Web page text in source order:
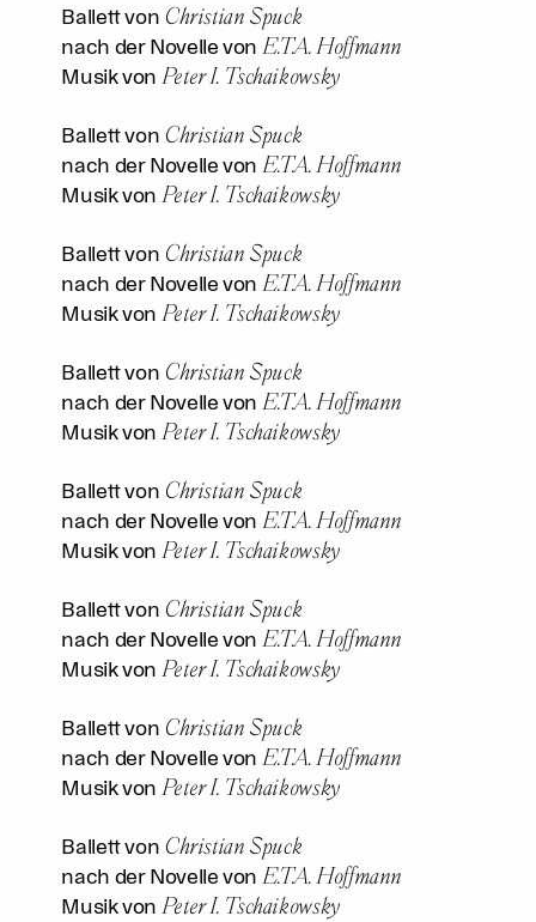
Ballett von Christian Spuck
nach der Novelle von E.T.A. Hoffmann
Musik von Peter I. Tschaikowsky
Ballett von Christian Spuck
nach der Novelle von E.T.A. Hoffmann
Musik von Peter I. Tschaikowsky
Ballett von Christian Spuck
nach der Novelle von E.T.A. Hoffmann
Musik von Peter I. Tschaikowsky
Ballett von Christian Spuck
nach der Novelle von E.T.A. Hoffmann
Musik von Peter I. Tschaikowsky
Ballett von Christian Spuck
nach der Novelle von E.T.A. Hoffmann
Musik von Peter I. Tschaikowsky
Ballett von Christian Spuck
nach der Novelle von E.T.A. Hoffmann
Musik von Peter I. Tschaikowsky
Ballett von Christian Spuck
nach der Novelle von E.T.A. Hoffmann
Musik von Peter I. Tschaikowsky
Ballett von Christian Spuck
nach der Novelle von E.T.A. Hoffmann
Musik von Peter I. Tschaikowsky